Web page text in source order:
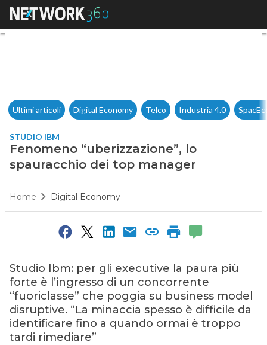
Fenomeno “uberizzazione”,
Ultimi articoli Digital Economy Telco Industria 4.0
STUDIO IBM
Fenomeno “uberizzazione”, lo
spauracchio dei top manager
Home Digital Economy
Studio Ibm: per gli executive la paura più
forte è l’ingresso di un concorrente
“fuoriclasse” che poggia su business model
disruptive. “La minaccia spesso è difficile da
identificare fino a quando ormai è troppo
tardi rimediare”